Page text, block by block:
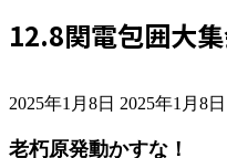
12.8関電包囲大
2025年1月8日 終
2025年1月8日
老朽原発動かすな！